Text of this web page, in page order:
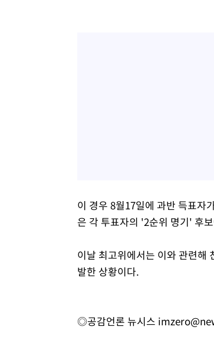
이 경우 8월17일에 과반 득표자
은 각 투표자의 '2순위 명기' 후
이날 최고위에서는 이와 관련해
발한 상황이다.
◎공감언론 뉴시스